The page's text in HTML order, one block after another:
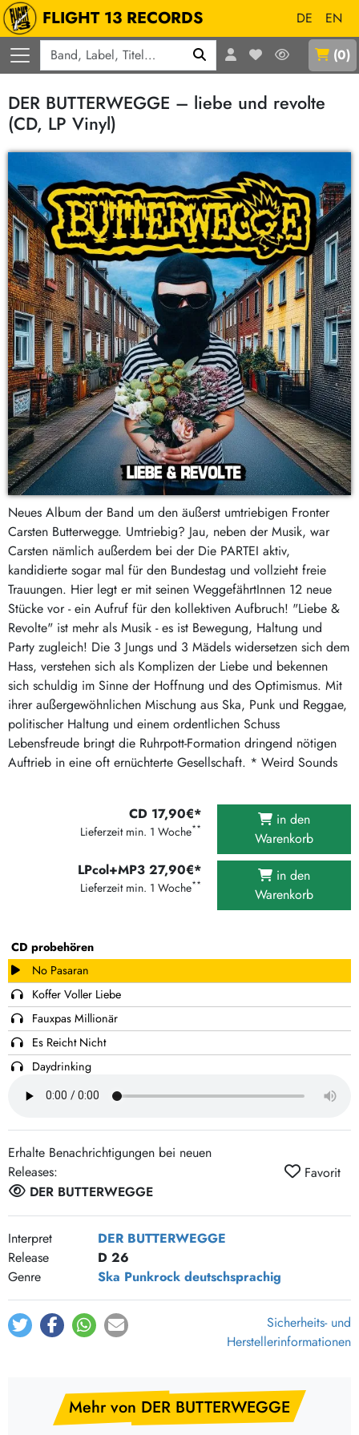
FLIGHT 13 RECORDS DE
EN
(0)
DER BUTTERWEGGE – liebe und revolte
(CD, LP Vinyl)
Neues Album der Band um den äußerst umtriebigen Fronter
Carsten Butterwegge. Umtriebig? Jau, neben der Musik, war
Carsten nämlich außerdem bei der Die PARTEI aktiv,
kandidierte sogar mal für den Bundestag und vollzieht freie
Trauungen. Hier legt er mit seinen WeggefährtInnen 12 neue
Stücke vor - ein Aufruf für den kollektiven Aufbruch! "Liebe &
Revolte" ist mehr als Musik - es ist Bewegung, Haltung und
Party zugleich! Die 3 Jungs und 3 Mädels widersetzen sich dem
Hass, verstehen sich als Komplizen der Liebe und bekennen
sich schuldig im Sinne der Hoffnung und des Optimismus. Mit
ihrer außergewöhnlichen Mischung aus Ska, Punk und Reggae,
politischer Haltung und einem ordentlichen Schuss
Lebensfreude bringt die Ruhrpott-Formation dringend nötigen
Auftrieb in eine oft ernüchterte Gesellschaft. * Weird Sounds
CD probehören
No Pasaran
Koffer Voller Liebe
Fauxpas Millionär
Es Reicht Nicht
Daydrinking
Der Osten Bleibt Stabil
Küssen
Nur Ein Paar Ideen
Straßenbahn Nach Kasachstan
CD 17,90€*
Lieferzeit min. 1 Woche**
in den
Warenkorb
LPcol+MP3 27,90€*
Lieferzeit min. 1 Woche**
in den
Warenkorb
Erhalte Benachrichtigungen bei neuen
Releases:
DER BUTTERWEGGE
Favorit
Interpret
DER BUTTERWEGGE
Release
D 26
Genre
Ska Punkrock deutschsprachig
Sicherheits- und
Herstellerinformationen
Mehr von DER BUTTERWEGGE